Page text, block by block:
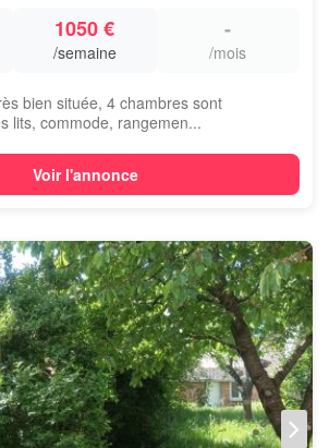
1050 €
/semaine
-
/mois
bien située, 4 chambres sont
lits, commode, rangemen...
Voir l'annonce